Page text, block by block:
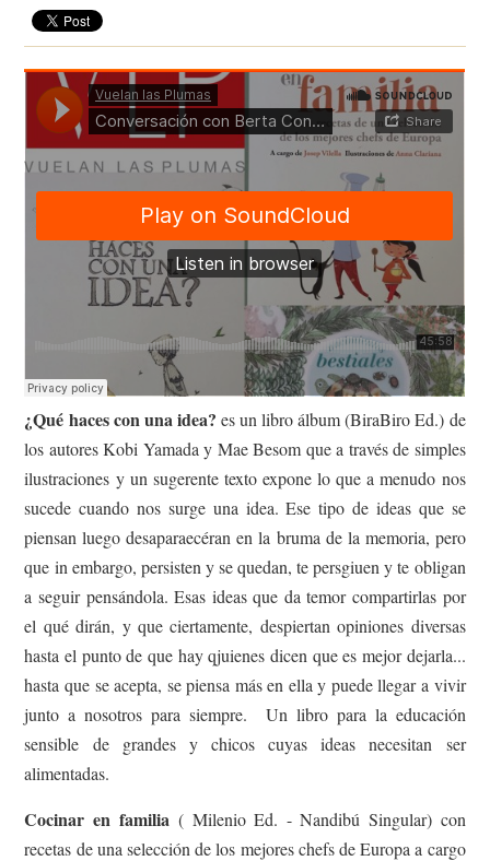
¿Qué haces con una idea? es un libro álbum (BiraBiro Ed.) de
los autores Kobi Yamada y Mae Besom que a través de simples
ilustraciones y un sugerente texto expone lo que a menudo nos
sucede cuando nos surge una idea. Ese tipo de ideas que se
piensan luego desaparaecéran en la bruma de la memoria, pero
que in embargo, persisten y se quedan, te persgiuen y te obligan
a seguir pensándola. Esas ideas que da temor compartirlas por
el qué dirán, y que ciertamente, despiertan opiniones diversas
hasta el punto de que hay qjuienes dicen que es mejor dejarla...
hasta que se acepta, se piensa más en ella y puede llegar a vivir
junto a nosotros para siempre. Un libro para la educación
sensible de grandes y chicos cuyas ideas necesitan ser
alimentadas.
Cocinar en familia ( Milenio Ed. - Nandibú Singular) con
recetas de una selección de los mejores chefs de Europa a cargo